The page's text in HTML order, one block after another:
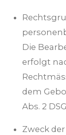
Die
erfolgt
dem
Abs. 2
Zweck